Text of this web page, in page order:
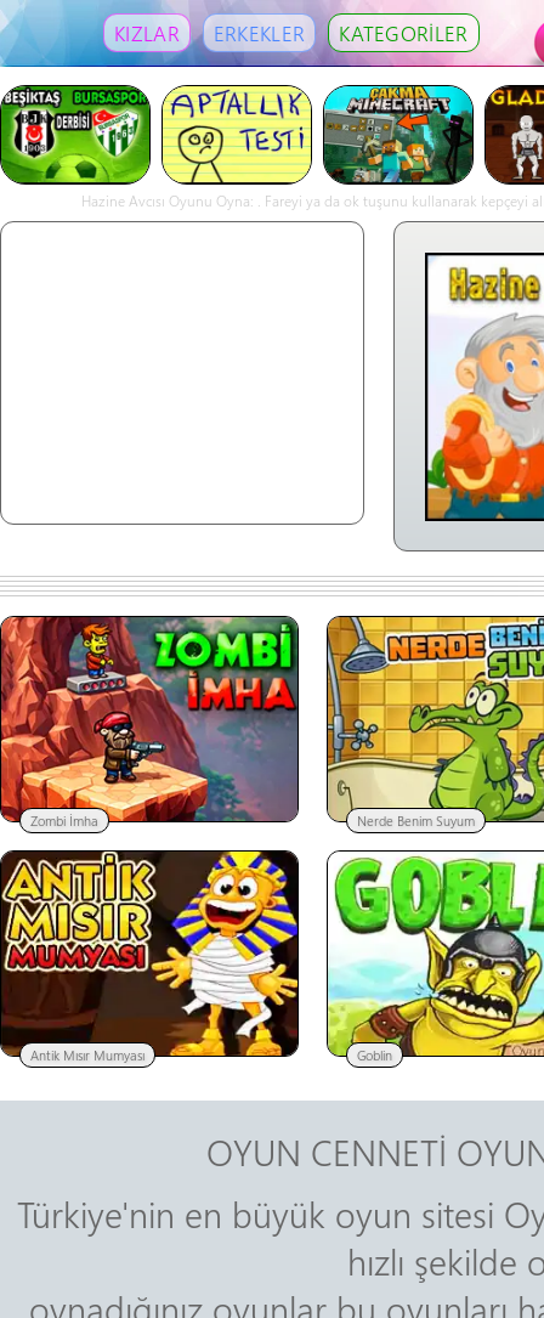
KIZLAR ERKEKLER KATEGORİLER
Hazine Avcısı Oyunu Oyna: . Fareyi ya da ok tuşunu kullanarak kepçeyi
Zombi İmha Nerde Benim Suyum
Antik Mısır Mumyası Goblin
OYUN CENNETİ
Türkiye'nin en büyük oyun sitesi
hızlı
oynadığınız oyunlar bu oyunları